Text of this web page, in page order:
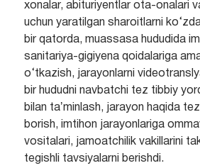
xonalar, abituriyentlar ota-onalari
uchun yaratilgan sharoitlarni
bir qatorda, muassasa hududida
sanitariya-gigiyena qoidalariga
o‘tkazish, jarayonlarni
bir hududni navbatchi tez tibbiy
bilan taʼminlash, jarayon haqida
borish, imtihon jarayonlariga
vositalari, jamoatchilik vakillarini
tegishli tavsiyalarni berishdi.